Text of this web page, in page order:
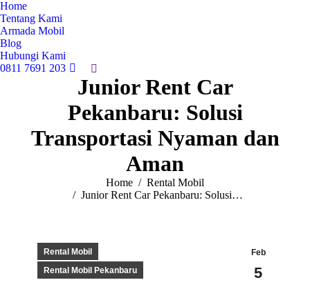
Home
Tentang Kami
Armada Mobil
Blog
Hubungi Kami
0811 7691 203
Search:
Junior Rent Car
Pekanbaru: Solusi
Transportasi Nyaman dan
Aman
Home
Rental Mobil
Junior Rent Car Pekanbaru: Solusi…
Feb
5
Rental Mobil
Rental Mobil Pekanbaru